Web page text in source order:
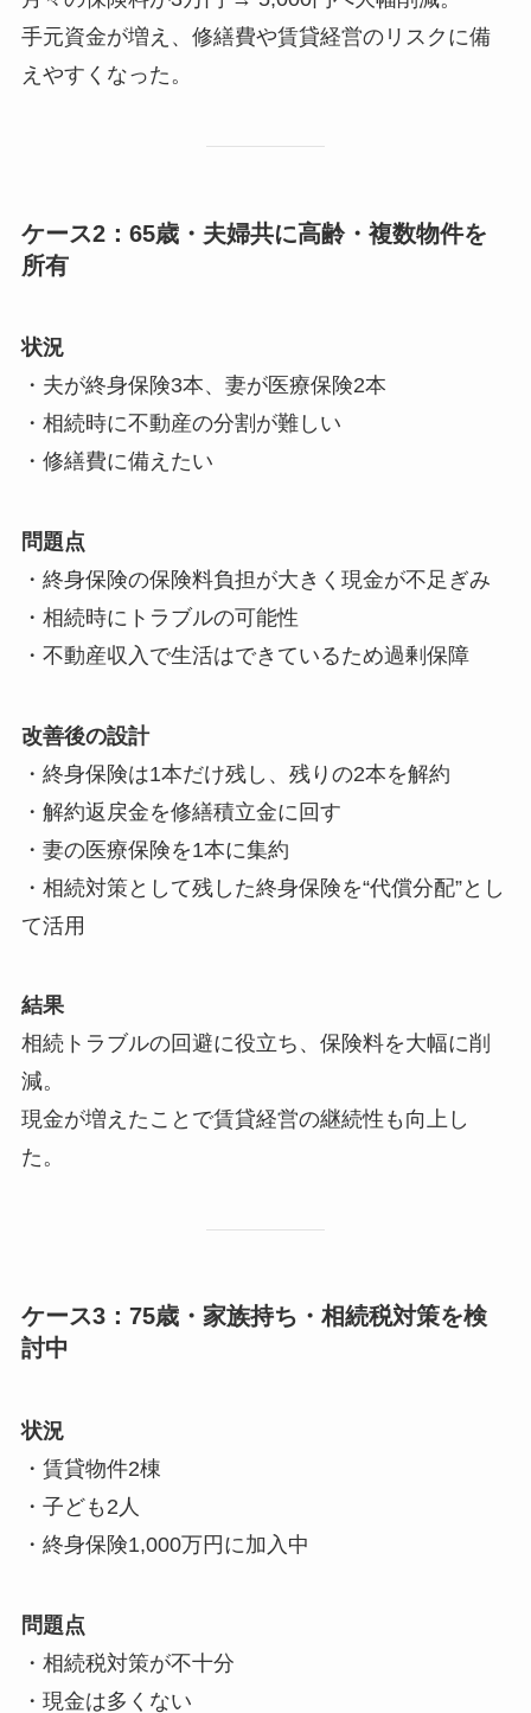
手元資金が増え、修繕費や賃貸経営のリスクに備
えやすくなった。
ケース2：65歳・夫婦共に高齢・複数物件を
所有
状況
・夫が終身保険3本、妻が医療保険2本
・相続時に不動産の分割が難しい
・修繕費に備えたい
問題点
・終身保険の保険料負担が大きく現金が不足ぎみ
・相続時にトラブルの可能性
・不動産収入で生活はできているため過剰保障
改善後の設計
・終身保険は1本だけ残し、残りの2本を解約
・解約返戻金を修繕積立金に回す
・妻の医療保険を1本に集約
・相続対策として残した終身保険を“代償分配”とし
て活用
結果
相続トラブルの回避に役立ち、保険料を大幅に削
減。
現金が増えたことで賃貸経営の継続性も向上し
た。
ケース3：75歳・家族持ち・相続税対策を検
討中
状況
・賃貸物件2棟
・子ども2人
・終身保険1,000万円に加入中
問題点
・相続税対策が不十分
・現金は多くない